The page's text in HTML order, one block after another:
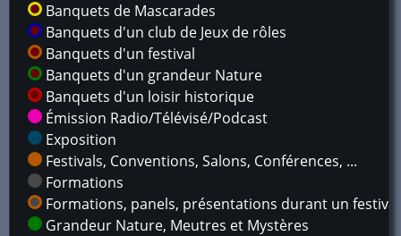
Banquets de Mascarades
Banquets d'un club de Jeux de rôles
Banquets d'un festival
Banquets d'un grandeur Nature
Banquets d'un loisir historique
Émission Radio/Télévisé/Podcast
Exposition
Festivals, Conventions, Salons, Conférences, ...
Formations
Formations, panels, présentations durant un festival
Grandeur Nature, Meutres et Mystères